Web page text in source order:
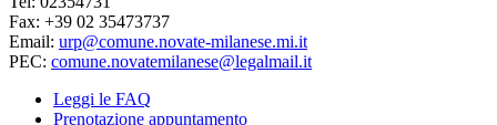
Fax: +39 02 35473737
Email: urp@comune.novate-milanese.mi.it
PEC: comune.novatemilanese@legalmail.it
Leggi le FAQ
Prenotazione appuntamento